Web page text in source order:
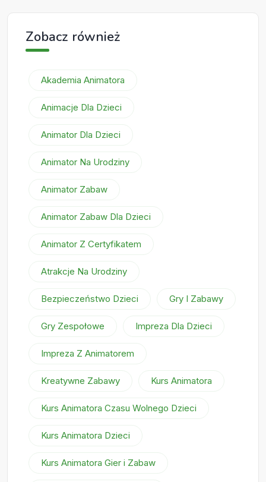
Zobacz również
Akademia Animatora
Animacje Dla Dzieci
Animator Dla Dzieci
Animator Na Urodziny
Animator Zabaw
Animator Zabaw Dla Dzieci
Animator Z Certyfikatem
Atrakcje Na Urodziny
Bezpieczeństwo Dzieci Gry I Zabawy
Gry Zespołowe Impreza Dla Dzieci
Impreza Z Animatorem
Kreatywne Zabawy Kurs Animatora
Kurs Animatora Czasu Wolnego Dzieci
Kurs Animatora Dzieci
Kurs Animatora Gier i Zabaw